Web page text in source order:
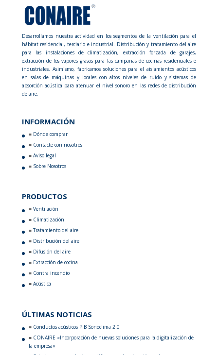
Desarrollamos nuestra actividad en los segmentos de la ventilación para el
hábitat residencial, terciario e industrial. Distribución y tratamiento del aire
para las instalaciones de climatización, extracción forzada de garajes,
extracción de los vapores grasos para las campanas de cocinas residenciales e
industriales. Asimismo, fabricamos soluciones para el aislamientos acústicos
en salas de máquinas y locales con altos niveles de ruido y sistemas de
absorción acústica para atenuar el nivel sonoro en las redes de distribución
de aire.
INFORMACIÓN
Dónde comprar
Contacte con nosotros
Aviso legal
Sobre Nosotros
PRODUCTOS
Ventilación
Climatización
Tratamiento del aire
Distribución del aire
Difusión del aire
Extracción de cocina
Contra incendio
Acústica
ÚLTIMAS NOTICIAS
Conductos acústicos PIB Sonoclima 2.0
CONAIRE «Incorporación de nuevas soluciones para la digitalización de
la empresa»